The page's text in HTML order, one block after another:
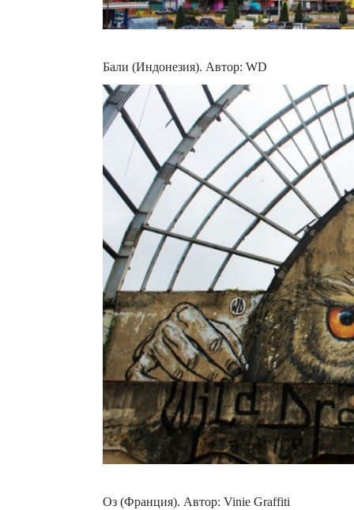
Бали (Индонезия). Автор: WD
Оз (Франция). Автор: Vinie Graffiti